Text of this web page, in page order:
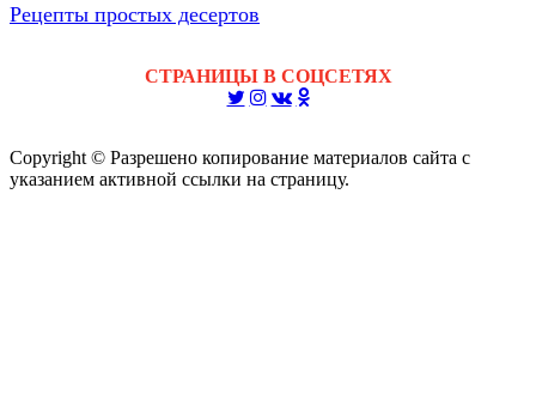
Рецепты простых десертов
СТРАНИЦЫ В СОЦСЕТЯХ
Copyright © Разрешено копирование материалов сайта с
указанием активной ссылки на страницу.